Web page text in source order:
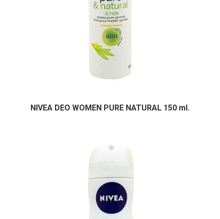
NIVEA DEO WOMEN PURE NATURAL 150 ml.